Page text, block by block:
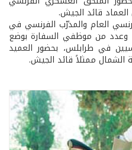
قائد الجيش.
العام والمدرّب الفرنسي في
وعدد من موظفي السفارة بوضع
في طرابلس، بحضور العميد
ممثلاً قائد الجيش.